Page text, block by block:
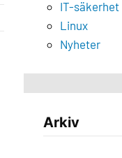
IT-säkerhet
Linux
Nyheter
Arkiv